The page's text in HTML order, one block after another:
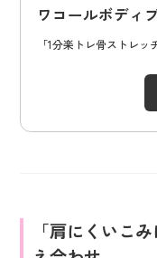
ワコールボディ
「1分楽トレ骨ストレッ
「肩にくいこ